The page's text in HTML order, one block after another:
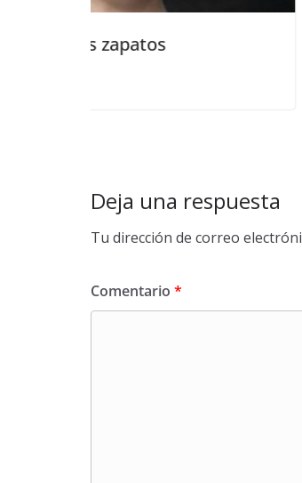
Del pasado (II Parte)
Deja una respuesta
Tu dirección de correo
Comentario *